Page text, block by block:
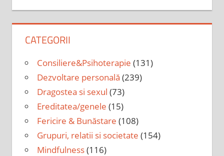
CATEGORII
Consiliere&Psihoterapie (131)
Dezvoltare personală (239)
Dragostea si sexul (73)
Ereditatea/genele (15)
Fericire & Bunăstare (108)
Grupuri, relatii si societate (154)
Mindfulness(116)